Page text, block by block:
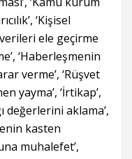
‘Kişisel
ele geçirme
‘Haberleşmenin
verme’, ‘Rüşvet
yayma’, ‘İrtikap’,
değerlerini aklama’,
kasten
muhalefet’,